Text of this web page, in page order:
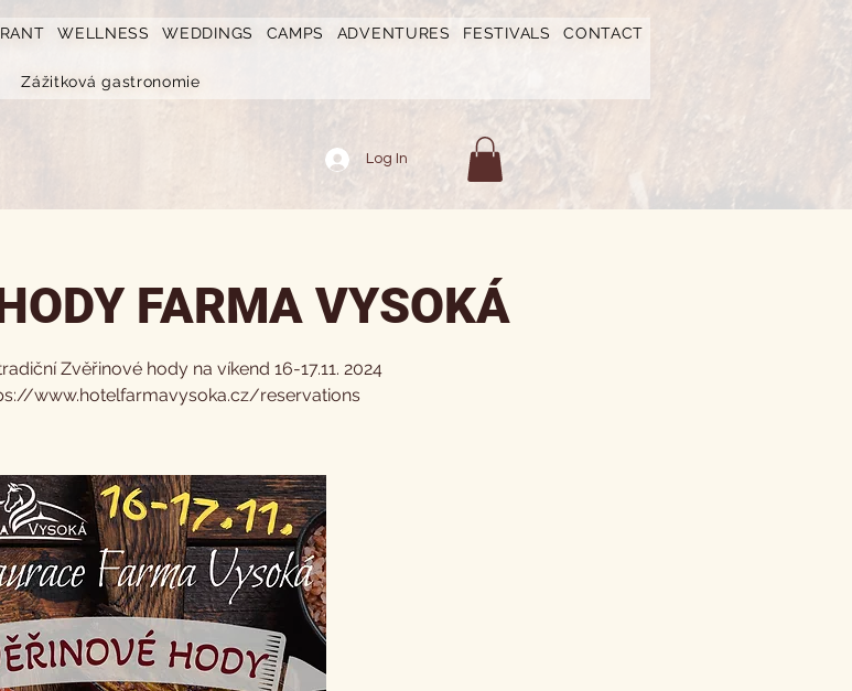
WELLNESS WEDDINGS CAMPS ADVENTURES FESTIVALS CONTACT
Zážitková gastronomie
Log In
FARMA VYSOKÁ
Zvěřinové hody na víkend 16-17.11. 2024
www.hotelfarmavysoka.cz/reservations